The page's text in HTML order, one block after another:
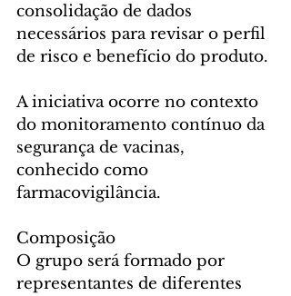
consolidação de dados
necessários para revisar o perfil
de risco e benefício do produto.
A iniciativa ocorre no contexto
do monitoramento contínuo da
segurança de vacinas,
conhecido como
farmacovigilância.
Composição
O grupo será formado por
representantes de diferentes